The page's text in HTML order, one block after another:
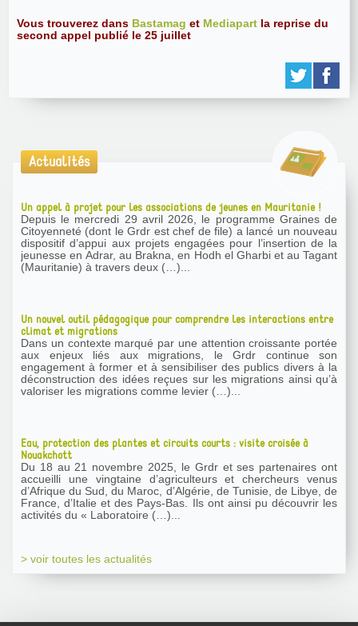
Vous trouverez dans Bastamag et Mediapart la reprise du
second appel publié le 25 juillet
Actualités
Un appel à projet pour les associations de jeunes en Mauritanie !
Depuis le mercredi 29 avril 2026, le programme Graines de
Citoyenneté (dont le Grdr est chef de file) a lancé un nouveau
dispositif d’appui aux projets engagées pour l’insertion de la
jeunesse en Adrar, au Brakna, en Hodh el Gharbi et au Tagant
(Mauritanie) à travers deux (…)...
Un nouvel outil pédagogique pour comprendre les interactions entre
climat et migrations
Dans un contexte marqué par une attention croissante portée
aux enjeux liés aux migrations, le Grdr continue son
engagement à former et à sensibiliser des publics divers à la
déconstruction des idées reçues sur les migrations ainsi qu’à
valoriser les migrations comme levier (…)...
Eau, protection des plantes et circuits courts : visite croisée à
Nouakchott
Du 18 au 21 novembre 2025, le Grdr et ses partenaires ont
accueilli une vingtaine d’agriculteurs et chercheurs venus
d’Afrique du Sud, du Maroc, d’Algérie, de Tunisie, de Libye, de
France, d’Italie et des Pays-Bas. Ils ont ainsi pu découvrir les
activités du « Laboratoire (…)...
> voir toutes les actualités